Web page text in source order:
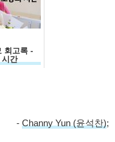
회고록 -
시간
- Channy Yun (윤석찬);